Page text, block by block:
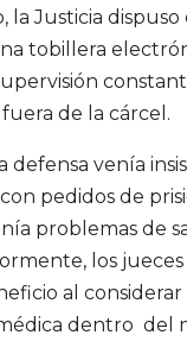
la Justicia dispuso
tobillera
de la cárcel.
defensa venía
pedidos de
problemas de
los
al
dentro del